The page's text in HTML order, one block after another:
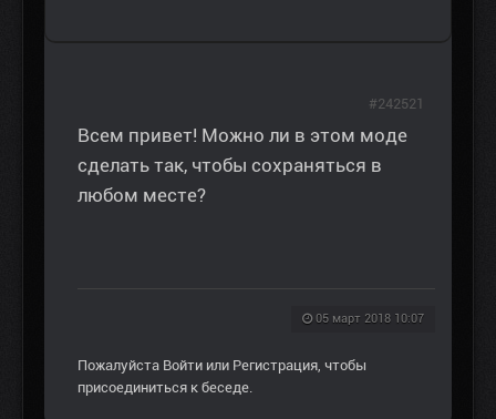
Всем привет! Можно ли в этом моде
сделать так, чтобы сохраняться в
любом месте?
05 март 2018 10:07
#242521
Пожалуйста Войти или Регистрация , чтобы
присоединиться к беседе.